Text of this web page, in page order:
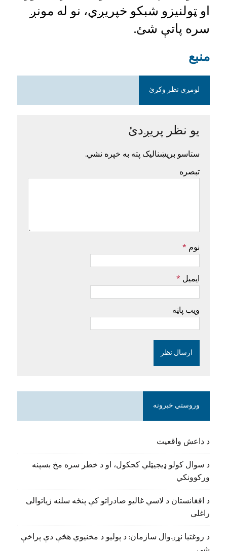
او ټولنیزو شبکو خپریږي، نو له مونږ
سره پاتې شئ.
منبع
لومړی نظر وکړئ
یو نظر پریږدئ
ستاسو بریښنالیک پته به خپره نشي.
تبصره
نوم *
ایمیل *
ویب پاڼه
وروستي خبرونه
د داعش واقعیت
د سوال کولو ډیجیټلي کجکول، او د خطر سره مخ بسپنه
ورکوونکي
د افغانستان د لاسي غالیو صادراتو کې پنځه سلنه زیاتوالی
راغلی
د روغتیا نړۍوال سازمان: د پولیو د مخنیوي هڅې دې پراخې